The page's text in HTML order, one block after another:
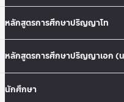
หลักสูตรการศึกษาปริญญาโท
หลักสูตรการศึกษาปริญญาเอก (
นักศึกษา